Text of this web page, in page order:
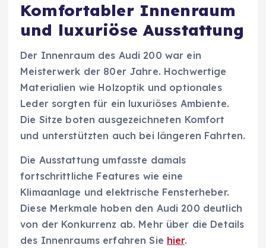
Komfortabler Innenraum
und luxuriöse Ausstattung
Der Innenraum des Audi 200 war ein
Meisterwerk der 80er Jahre. Hochwertige
Materialien wie Holzoptik und optionales
Leder sorgten für ein luxuriöses Ambiente.
Die Sitze boten ausgezeichneten Komfort
und unterstützten auch bei längeren Fahrten.
Die Ausstattung umfasste damals
fortschrittliche Features wie eine
Klimaanlage und elektrische Fensterheber.
Diese Merkmale hoben den Audi 200 deutlich
von der Konkurrenz ab. Mehr über die Details
des Innenraums erfahren Sie hier.